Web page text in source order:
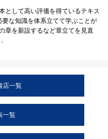
として高い評価を得ているテキス
要な知識を体系立てて学ぶことが
章を新設するなど章立てを見直
店一覧
一覧